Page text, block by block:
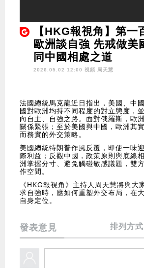
【HKG報視角】第一
歐洲談自強 先戒做美
同中國相處之道
2026.05.02 12:00 視頻 周天慧
法國總統馬克龍近日指出，美國、中
國對歐洲均持不同程度的對立態度，
向自主、自強之路。面對俄羅斯，歐
關係緊張；至於美國與中國，歐洲其
而務實的外交策略。
美國總統特朗普作風反覆，即使一味
際利益；反觀中國，政策原則與底線
洲掌握分寸、避免觸碰敏感議題，雙
作空間。
《HKG報視角》主持人周天慧將與大
求自強時，應如何重塑外交布局，在
自身定位。
發表意見 排列方